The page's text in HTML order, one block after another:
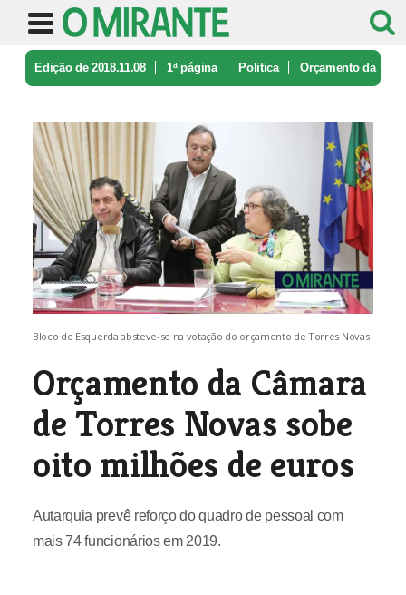
Edição de 2018.11.08 1ª página Politica Orçamento da
Bloco de Esquerda absteve-se na votação do orçamento de Torres Novas
Orçamento da Câmara
de Torres Novas sobe
oito milhões de euros
Autarquia prevê reforço do quadro de pessoal com
mais 74 funcionários em 2019.